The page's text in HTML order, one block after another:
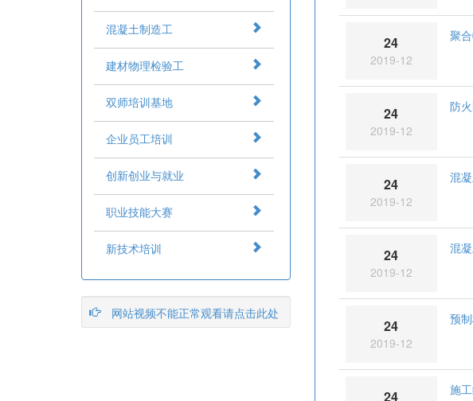
混凝土制造工
建材物理检验工
双师培训基地
企业员工培训
创新创业与就业
职业技能大赛
新技术培训
网站视频不能正常观看请点击此处
24
2019-12
聚
24
2019-12
防
24
2019-12
混
24
2019-12
混
24
2019-12
预
24 施